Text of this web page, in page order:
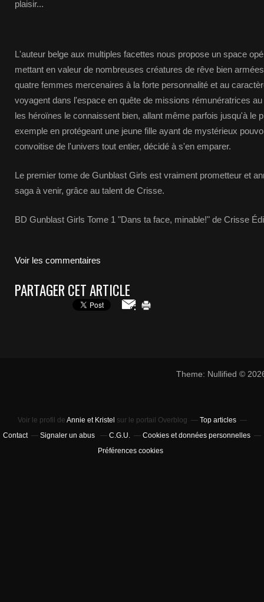
plaisir...
L'auteur belge aux multiples facettes nous propose un space
mettant en valeur de nombreuses créatures de rêve bien
quatre femmes mercenaires à la forte personnalité et au
voyagent dans l'espace en quête de missions rémunératrices
les héroïnes le connaissent bien, allant même parfois jusqu'à le
exemple en protégeant une jeune fille ayant de mystérieux
convoitise de l'univers tout entier, décidé à s'en emparer.
Le premier tome de Gunblast Girls est vraiment prometteur et
saga à venir, grâce au talent de Crisse.
BD Gunblast Girls Tome 1 "Dans ta face, minable!" de Crisse
Voir les commentaires
PARTAGER CET ARTICLE
Theme: Nullified ©
Voir le profil de Annie et Kristel sur le portail Overblog
Top articles
Contact
Signaler un abus C.G.U.
Cookies et données personnelles
Préférences cookies